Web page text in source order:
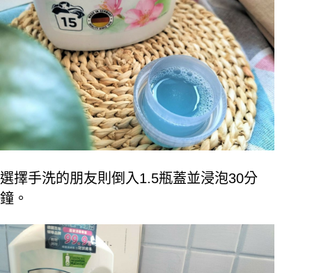
選擇手洗的朋友則倒入1.5瓶蓋並浸泡30分
鐘。